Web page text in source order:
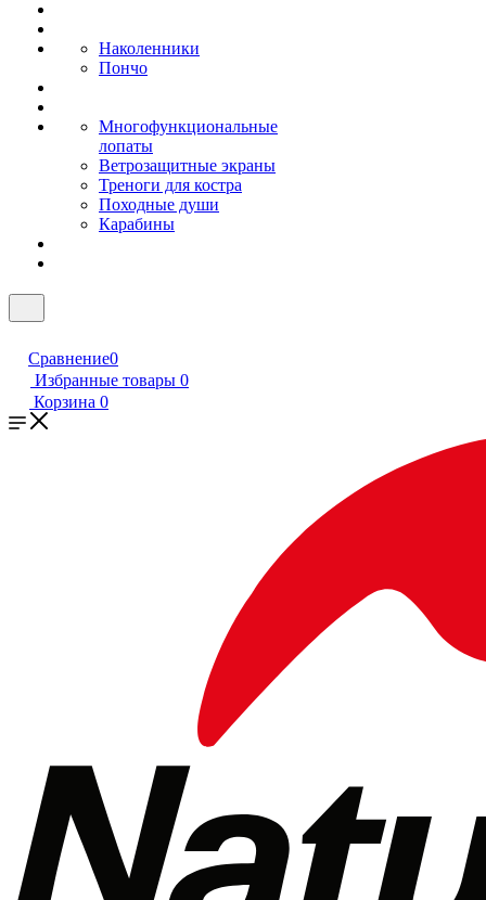
Наколенники
Пончо
Многофункциональные
лопаты
Ветрозащитные экраны
Треноги для костра
Походные души
Карабины
Сравнение0
Избранные товары 0
Корзина 0